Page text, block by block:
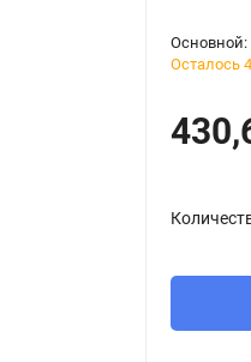
Основной:
Осталось